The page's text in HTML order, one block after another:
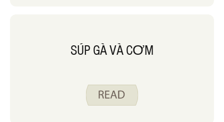
SÚP GÀ VÀ CƠM